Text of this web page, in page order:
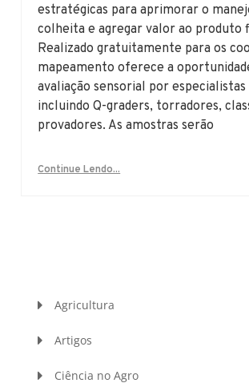
estratégicas para aprimorar o
colheita e agregar valor ao produto
Realizado gratuitamente para os
mapeamento oferece a
avaliação sensorial por especialistas
incluindo Q-graders, torradores,
provadores. As amostras serão
Continue Lendo...
Agricultura
Artigos
Ciência no Agro